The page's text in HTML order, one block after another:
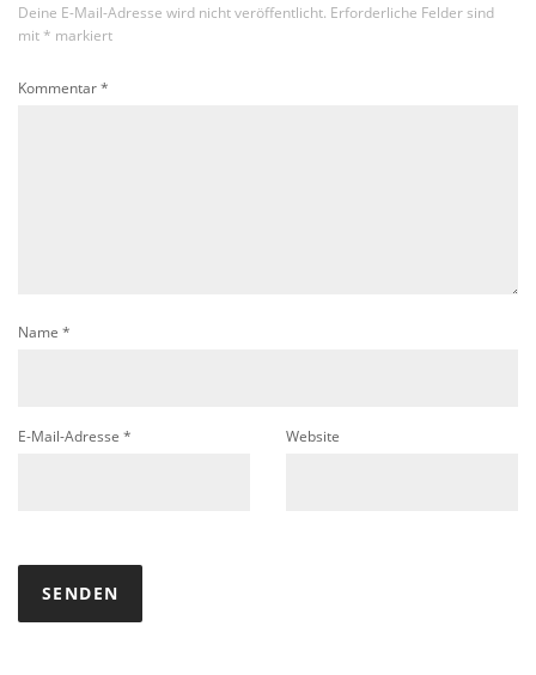
Deine E-Mail-Adresse wird nicht veröffentlicht. Erforderliche Felder sind
mit * markiert
Kommentar*
Name *
E-Mail-Adresse * Website